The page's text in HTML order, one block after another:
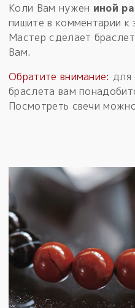
Коли Вам нужен иной
пишите в комментарии к
Мастер сделает
Вам.
Обратите внимание: для
браслета вам
Посмотреть свечи